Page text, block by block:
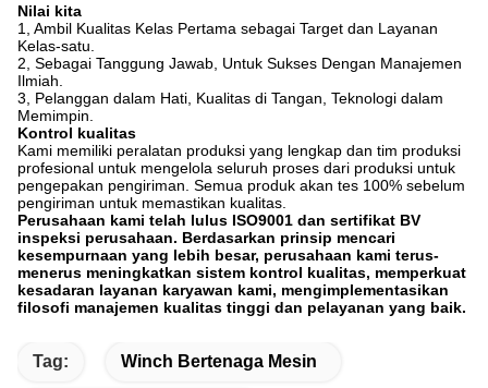
Nilai kita
1, Ambil Kualitas Kelas Pertama sebagai Target dan Layanan
Kelas-satu.
2, Sebagai Tanggung Jawab, Untuk Sukses Dengan Manajemen
Ilmiah.
3, Pelanggan dalam Hati, Kualitas di Tangan, Teknologi dalam
Memimpin.
Kontrol kualitas
Kami memiliki peralatan produksi yang lengkap dan tim produksi
profesional untuk mengelola seluruh proses dari produksi untuk
pengepakan pengiriman. Semua produk akan tes 100% sebelum
pengiriman untuk memastikan kualitas.
Perusahaan kami telah lulus ISO9001 dan sertifikat BV
inspeksi perusahaan. Berdasarkan prinsip mencari
kesempurnaan yang lebih besar, perusahaan kami terus-
menerus meningkatkan sistem kontrol kualitas, memperkuat
kesadaran layanan karyawan kami, mengimplementasikan
filosofi manajemen kualitas tinggi dan pelayanan yang baik.
Tag: Winch Bertenaga Mesin